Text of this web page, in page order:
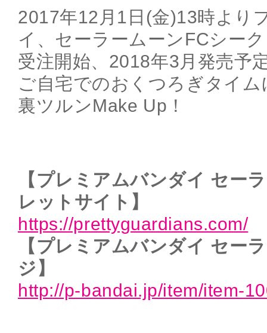
2017年12月1日(金)13時より
イ、セーラームーンFCシー
受注開始、2018年3月発売予
ご自宅でのおくつろぎタイ
裏ツルンMake Up！
【プレミアムバンダイ セー
レットサイト】
https://prettyguardians.com/
【プレミアムバンダイ セー
ジ】
http://p-bandai.jp/item/item-